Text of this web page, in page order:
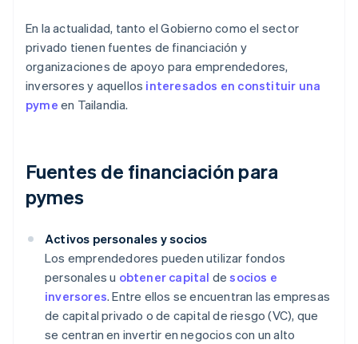
En la actualidad, tanto el Gobierno como el sector
privado tienen fuentes de financiación y
organizaciones de apoyo para emprendedores,
inversores y aquellos interesados en constituir una
pyme en Tailandia.
Fuentes de financiación para
pymes
Activos personales y socios
Los emprendedores pueden utilizar fondos
personales u obtener capital desocios e
inversores. Entre ellos se encuentran las empresas
de capital privado o de capital de riesgo (VC), que
se centran en invertir en negocios con un alto